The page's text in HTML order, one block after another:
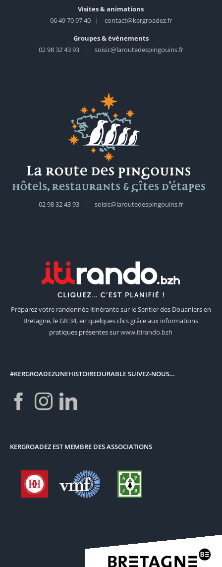
Visites & animations
06 49 70 97 40
| contact@kergroadez.fr
Groupes & événements
02 98 32 43 93| soisic@laroutedespingouins.fr
02 98 32 43 93| soisic@laroutedespingouins.fr
Préparez votre randonnée itinérante sur le Sentier des Douaniers en
Bretagne, le GR 34, en quelques clics grâce aux informations
pratiques présentes surwww.itirando.bzh
#KERGROADEZUNEHISTOIREDURABLE SUIVEZ-NOUS…
KERGROADEZ EST MEMBRE DES ASSOCIATIONS